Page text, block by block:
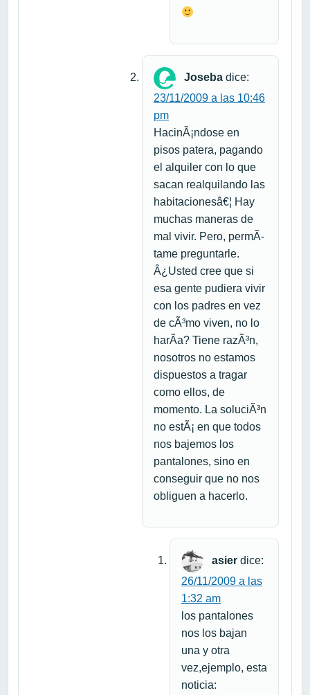
Joseba dice:
23/11/2009 a las 10:46
pm
HacinÃ¡ndose en
pisos patera, pagando
el alquiler con lo que
sacan realquilando las
habitacionesâ€¦ Hay
muchas maneras de
mal vivir. Pero, permÃ­
tame preguntarle.
Â¿Usted cree que si
esa gente pudiera vivir
con los padres en vez
de cÃ³mo viven, no lo
harÃ­a? Tiene razÃ³n,
nosotros no estamos
dispuestos a tragar
como ellos, de
momento. La soluciÃ³n
no estÃ¡ en que todos
nos bajemos los
pantalones, sino en
conseguir que no nos
obliguen a hacerlo.
asier dice:
26/11/2009 a las
1:32 am
los pantalones
nos los bajan
una y otra
vez,ejemplo, esta
noticia: